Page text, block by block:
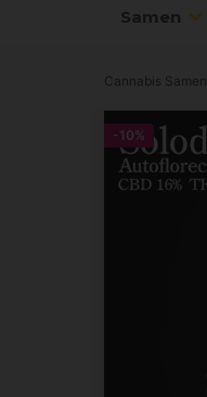
Samen
Cannabis Samen
-10%